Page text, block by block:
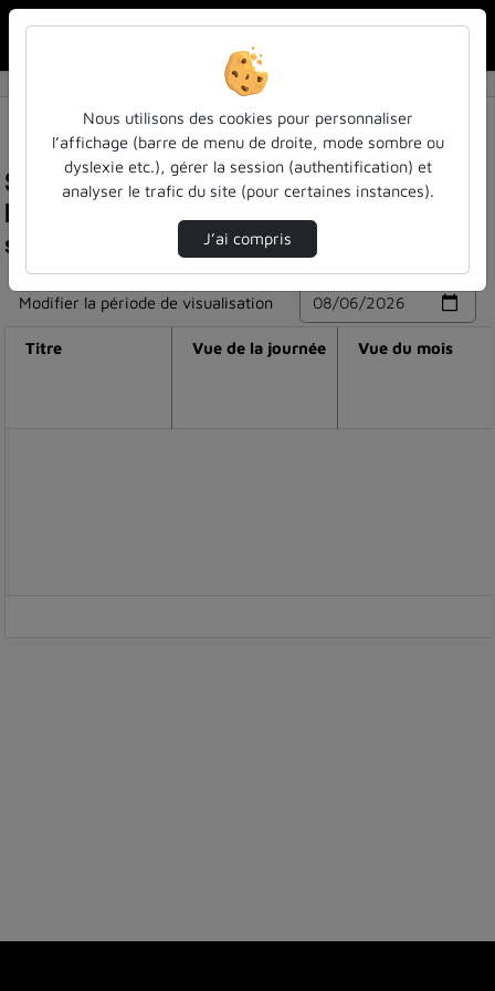
Statistiques de visualisation de la vidéo
Ergonomie & interfaces - développeur : thomas
schmitt
Modifier la période de visualisation
Titre Vue de la journée Vue du mois
Nous utilisons des cookies pour personnaliser
l’affichage (barre de menu de droite, mode sombre ou
dyslexie etc.), gérer la session (authentification) et
analyser le trafic du site (pour certaines instances).
J’ai compris